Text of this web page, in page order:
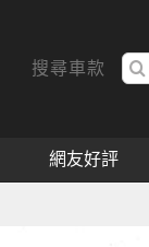
搜尋車款
搜
網友好評